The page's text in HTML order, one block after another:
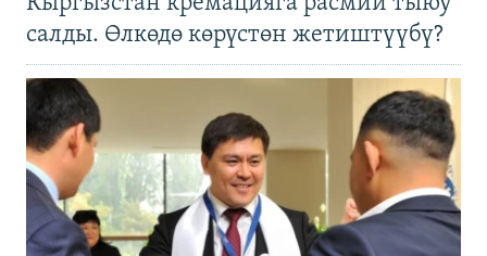
салды. Өлкөдө көрүстөн жетиштүүбү?